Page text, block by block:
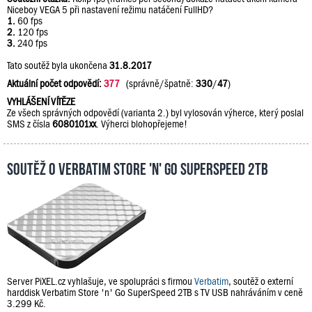
Niceboy VEGA 5 při nastavení režimu natáčení FullHD?
1. 60 fps
2. 120 fps
3. 240 fps
Tato soutěž byla ukončena 31.8.2017
Aktuální počet odpovědí:377 (správně/špatně: 330/47)
VYHLÁŠENÍ VÍTĚZE
Ze všech správných odpovědí (varianta 2.) byl vylosován výherce, který poslal
SMS z čísla 6080101xx. Výherci blohopřejeme!
Soutěž o Verbatim Store 'n' Go SuperSpeed 2TB
Server PiXEL.cz vyhlašuje, ve spolupráci s firmou Verbatim, soutěž o externí
harddisk Verbatim Store 'n' Go SuperSpeed 2TB s TV USB nahráváním v ceně
3.299 Kč.